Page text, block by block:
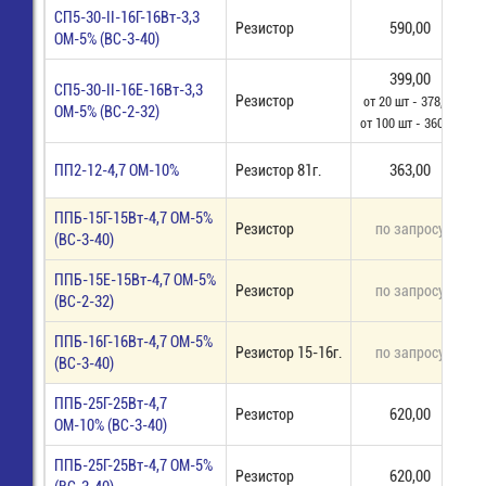
СП5-30-II-16Г-16Вт-3,3
ОМ-5% (ВС-3-40)
Резистор 590,00
СП5-30-II-16Е-16Вт-3,3
ОМ-5% (ВС-2-32)
Резистор
399,00
от 20 шт - 378,40
от 100 шт - 360,00
ПП2-12-4,7 ОМ-10% Резистор 81г. 363,00
ППБ-15Г-15Вт-4,7 ОМ-5%
(ВС-3-40)
Резистор по запросу
ППБ-15Е-15Вт-4,7 ОМ-5%
(ВС-2-32)
Резистор по запросу
ППБ-16Г-16Вт-4,7 ОМ-5%
(ВС-3-40)
Резистор 15-16г. по запросу
ППБ-25Г-25Вт-4,7
ОМ-10% (ВС-3-40)
Резистор 620,00
ППБ-25Г-25Вт-4,7 ОМ-5%
Резистор 620,00